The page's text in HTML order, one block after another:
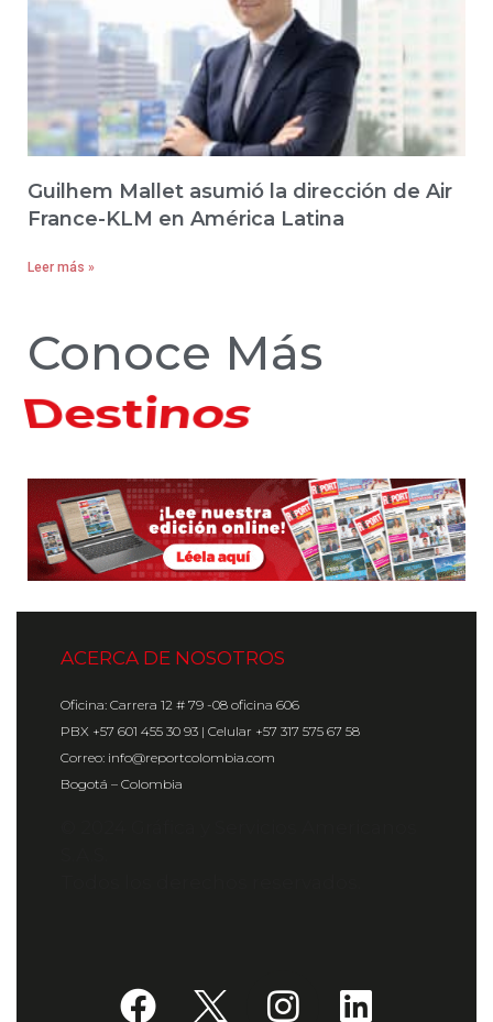
Guilhem Mallet asumió la dirección de Air
France-KLM en América Latina
Leer más »
Conoce Más
Hoteles
ACERCA DE NOSOTROS
Oficina: Carrera 12 # 79 -08 oficina 606
PBX +57 601 455 30 93 | Celular +57 317 575 67 58
Correo: info@reportcolombia.com
Bogotá – Colombia